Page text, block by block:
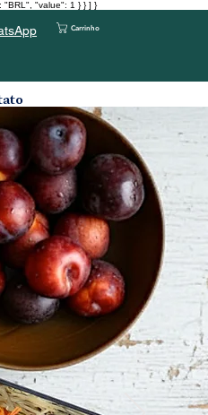
"value": 1 } } ] }
Carrinho